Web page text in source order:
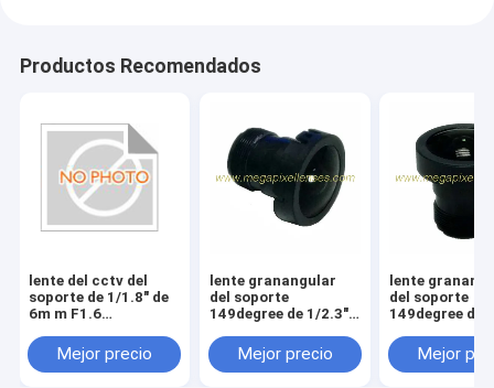
Productos Recomendados
lente del cctv del
soporte de 1/1.8" de
6m m F1.6
lente de 1/1.8" de 6m
m 6MP MTV
Mejor precio
lente granangular
del soporte
149degree de 1/2.3"
12Megapixel
M12x0.5 para las
Mejor precio
lente
del soporte
149degree de
12Megapixel
M12x0.5 para
Mejor